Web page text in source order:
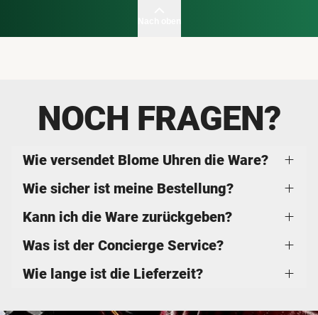
NOCH FRAGEN?
Wie versendet Blome Uhren die Ware?
Wie sicher ist meine Bestellung?
Kann ich die Ware zurückgeben?
Was ist der Concierge Service?
Wie lange ist die Lieferzeit?